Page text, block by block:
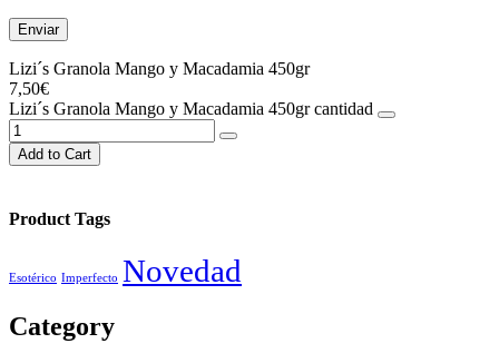
Lizi´s Granola Mango y Macadamia 450gr
7,50€
Lizi´s Granola Mango y Macadamia 450gr cantidad
Add to Cart
Product Tags
Esotérico Imperfecto Novedad
Category